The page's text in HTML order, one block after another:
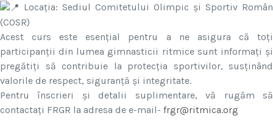
Locația: Sediul Comitetului Olimpic și Sportiv Român
(COSR)
Acest curs este esențial pentru a ne asigura că toți
participanții din lumea gimnasticii ritmice sunt informați și
pregătiți să contribuie la protecția sportivilor, susținând
valorile de respect, siguranță și integritate.
Pentru înscrieri și detalii suplimentare, vă rugăm să
contactați FRGR la adresa de e-mail- frgr@ritmica.org